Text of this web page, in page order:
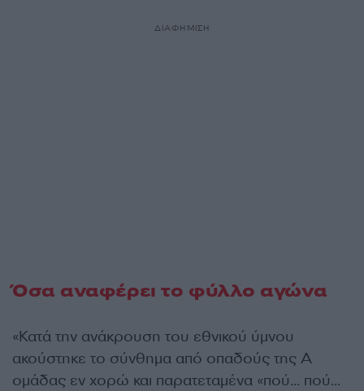
ΔΙΑΦΗΜΙΣΗ
Όσα αναφέρει το φύλλο αγώνα
«Κατά την ανάκρουση του εθνικού ύμνου
ακούστηκε το σύνθημα από οπαδούς της Α
ομάδας εν χορώ και παρατεταμένα «πού… πού…